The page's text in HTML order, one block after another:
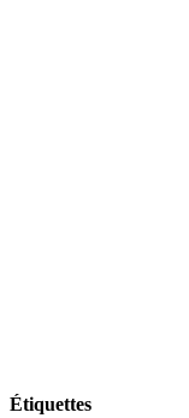
Étiquettes